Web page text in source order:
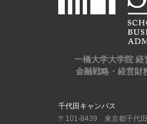
一橋大学大学院 経
金融戦略・経営財
千代田キャンパス
〒101-8439 東京都千代